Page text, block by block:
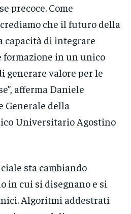
precoce. Come
che il futuro della
capacità di integrare
formazione in un unico
generare valore per le
afferma Daniele
Generale della
Universitario Agostino
sta cambiando
in cui si disegnano e si
Algoritmi addestrati